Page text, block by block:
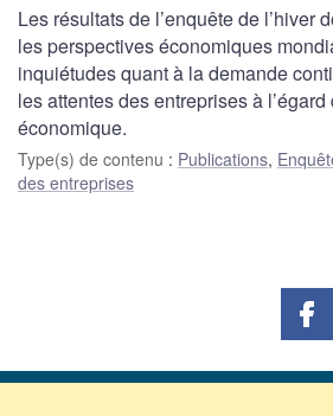
Les résultats de l’enquête de l’hiver
les perspectives économiques
inquiétudes quant à la demande
les attentes des entreprises à l’égard
économique.
Type(s) de contenu : Publications,
des entreprises